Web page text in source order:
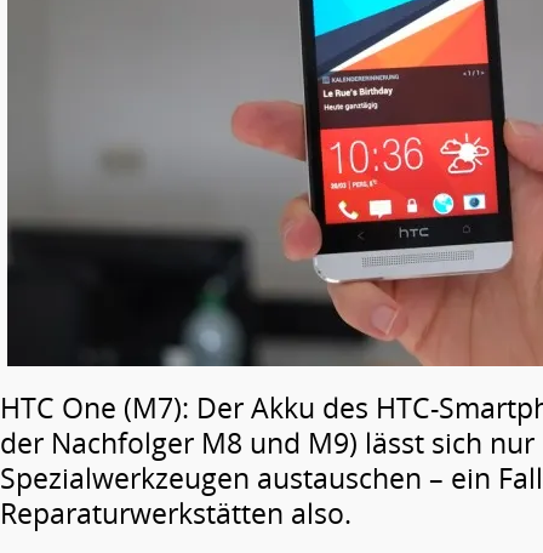
HTC One (M7): Der Akku des HTC-
der Nachfolger M8 und M9) lässt sich
Spezialwerkzeugen austauschen – ein
Reparaturwerkstätten also.